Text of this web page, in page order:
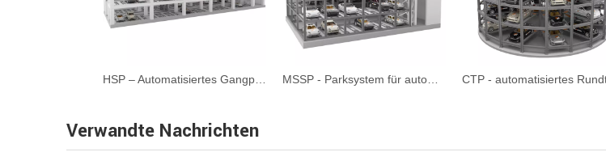
Verwandte Nachrichten